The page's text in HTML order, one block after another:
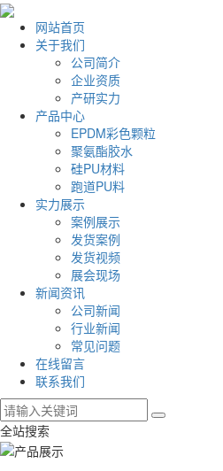
网站首页
关于我们
公司简介
企业资质
产研实力
产品中心
EPDM彩色颗粒
聚氨酯胶水
硅PU材料
跑道PU料
实力展示
案例展示
发货案例
发货视频
展会现场
新闻资讯
公司新闻
行业新闻
常见问题
在线留言
联系我们
全站搜索